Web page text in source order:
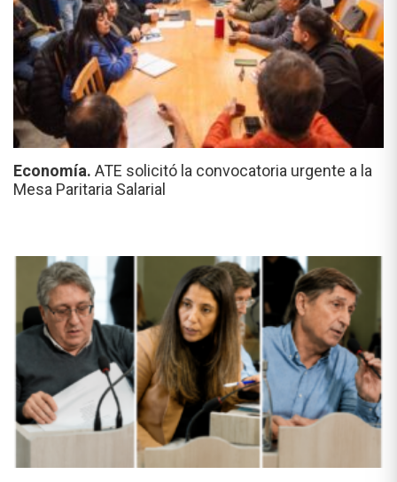
Economía. ATE solicitó la convocatoria urgente a la
Mesa Paritaria Salarial